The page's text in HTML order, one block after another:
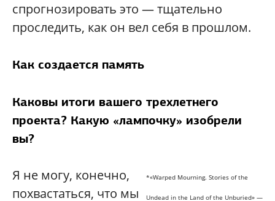
спрогнозировать это — тщательно
проследить, как он вел себя в прошлом.
Как создается память
Каковы итоги вашего трехлетнего
проекта? Какую «лампочку» изобрели
вы?
*«Warped Mourning. Stories of the
Undead in the Land of the Unburied» —
Я не могу, конечно,
похвастаться, что мы